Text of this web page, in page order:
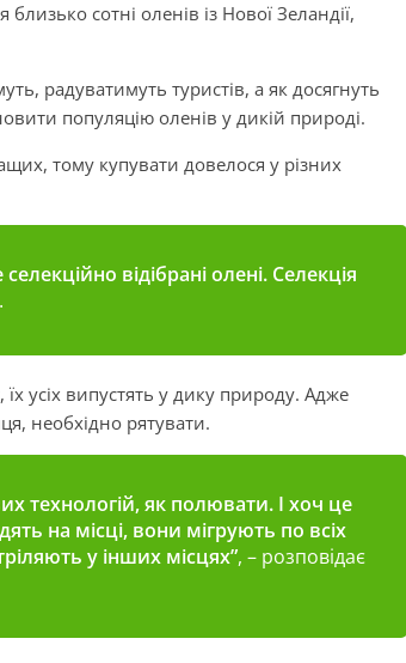
сотні оленів із Нової Зеландії,
радуватимуть туристів, а як досягнуть
популяцію оленів у дикій природі.
тому купувати довелося у різних
відібрані олені. Селекція
усіх випустять у дику природу. Адже
необхідно рятувати.
технологій, як полювати. І хоч це
на місці, вони мігрують по всіх
у інших місцях”, – розповідає